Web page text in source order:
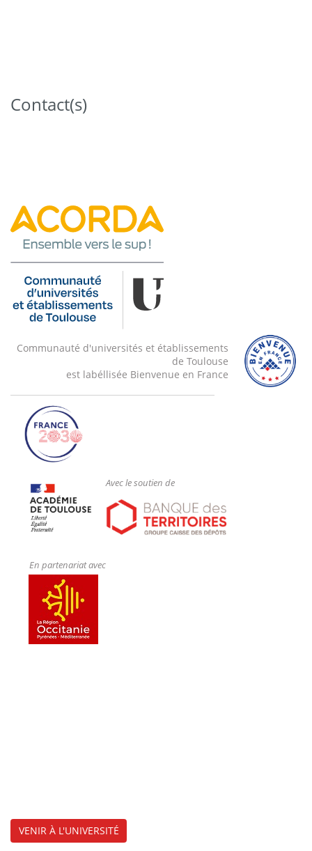
Contact(s)
Communauté d'universités et établissements
de Toulouse
est labéllisée Bienvenue en France
Avec le soutien de
En partenariat avec
VENIR À L'UNIVERSITÉ